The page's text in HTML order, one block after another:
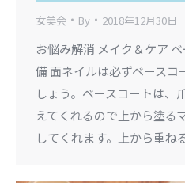
女美会 By 2018年12月30日
お悩み解消 メイク＆ケア
備 面ネイルは必ずベースコ
しょう。ベースコートは、
えてくれるので上から塗る
してくれます。上から重ね